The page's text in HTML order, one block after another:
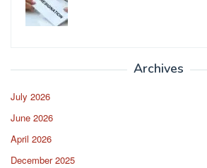
Archives
July 2026
June 2026
April 2026
December 2025